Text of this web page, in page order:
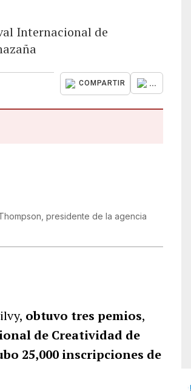
Internacional de
COMPARTIR ...
presidente de la agencia
obtuvo tres pemios,
de Creatividad de
25,000 inscripciones de